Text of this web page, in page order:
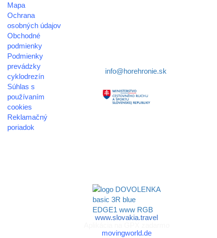
Mapa
Ochrana
osobných údajov
Obchodné
podmienky
Podmienky
prevádzky
cyklodrezín
Súhlas s
používaním
cookies
Reklamačný
poriadok
info@horehronie.sk
www.slovakia.travel
movingworld.de